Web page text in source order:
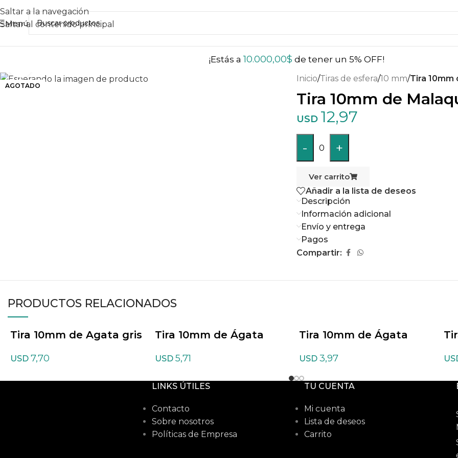
Saltar a la navegación
Saltar al contenido principal
Menú
¡Estás a10.000,00$ de tener un 5% OFF!
AGOTADO
Inicio/Tiras de esfera/10 mm/Tira 10mm
Tira 10mm de
USD 12,97
- 0 +
Ver carrito
Añadir a la lista de deseos
Descripción
Información adicional
Envío y entrega
Pagos
Compartir:
PRODUCTOS RELACIONADOS
Tira 10mm de Agata gris
USD 7,70
Tira 10mm de Ágata
USD 5,71
Tira 10mm de Ágata
USD 3,97
LINKS ÚTILES
Contacto
Sobre nosotros
Políticas de Empresa
TU CUENTA
Mi cuenta
Lista de deseos
Carrito